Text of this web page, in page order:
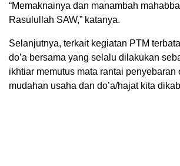
“Memaknainya dan manambah
Rasulullah SAW,” katanya.
Selanjutnya, terkait kegiatan PTM
do’a bersama yang selalu dilakukan
ikhtiar memutus mata rantai penyebaran
mudahan usaha dan do’a/hajat kita